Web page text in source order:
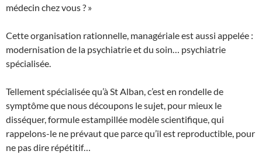
médecin chez vous ? »
Cette organisation rationnelle, managériale est aussi appelée :
modernisation de la psychiatrie et du soin… psychiatrie
spécialisée.
Tellement spécialisée qu’à St Alban, c’est en rondelle de
symptôme que nous découpons le sujet, pour mieux le
disséquer, formule estampillée modèle scientifique, qui
rappelons-le ne prévaut que parce qu’il est reproductible, pour
ne pas dire répétitif…